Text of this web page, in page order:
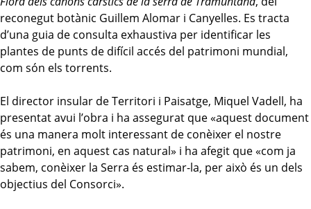
reconegut botànic Guillem Alomar i Canyelles. Es tracta
d’una guia de consulta exhaustiva per identificar les
plantes de punts de difícil accés del patrimoni mundial,
com són els torrents.
El director insular de Territori i Paisatge, Miquel Vadell, ha
presentat avui l’obra i ha assegurat que «aquest document
és una manera molt interessant de conèixer el nostre
patrimoni, en aquest cas natural» i ha afegit que «com ja
sabem, conèixer la Serra és estimar-la, per això és un dels
objectius del Consorci».